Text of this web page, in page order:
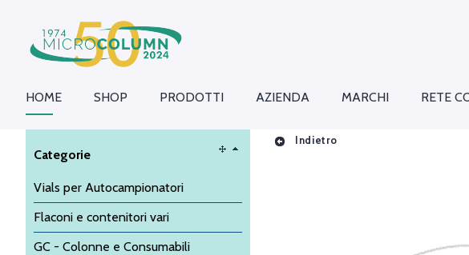
HOME SHOP PRODOTTI AZIENDA MARCHI RETE
Categorie
Vials per Autocampionatori
Flaconi e contenitori vari
GC - Colonne e Consumabili
Indietro